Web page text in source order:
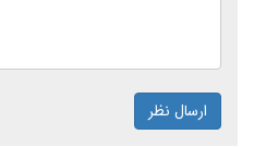
ارسال نظر